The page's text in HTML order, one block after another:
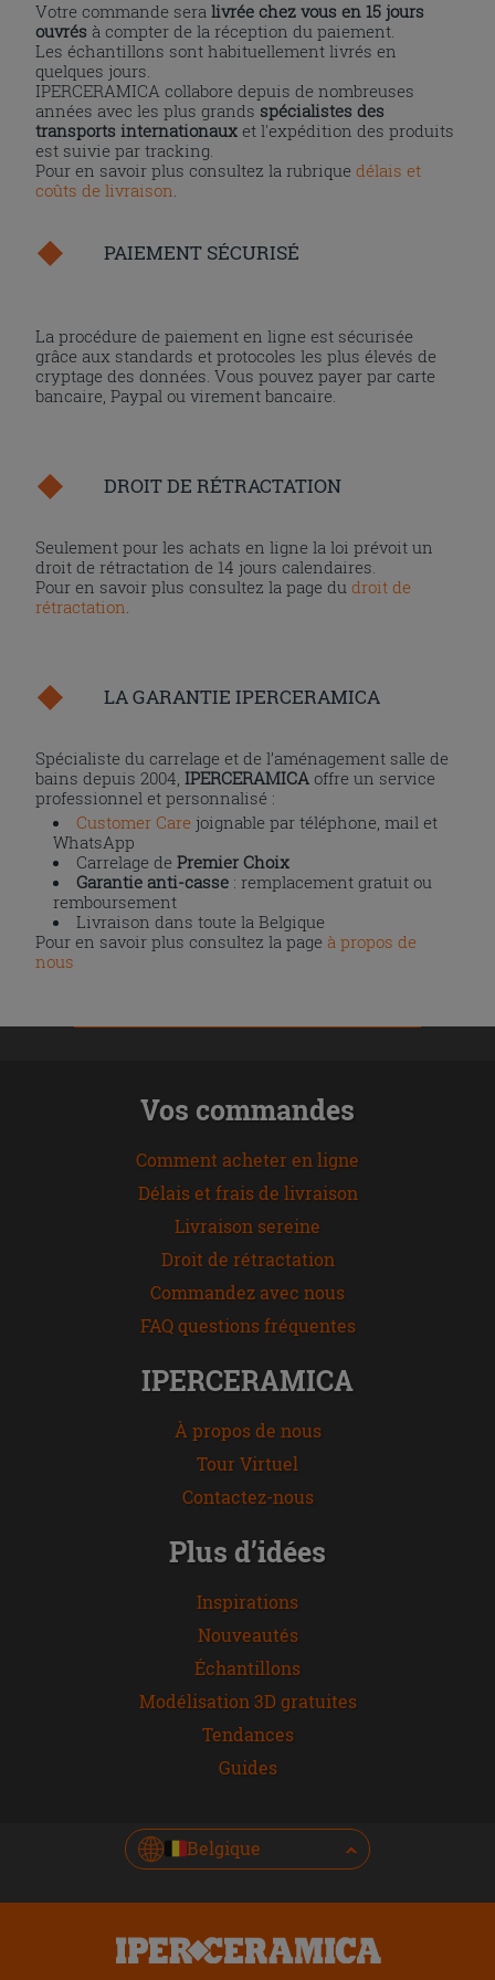
Votre commande seralivrée chez vous en 15 jours
ouvrés à compter de la réception du paiement.
Les échantillons sont habituellement livrés en
quelques jours.
IPERCERAMICA collabore depuis de nombreuses
années avec les plus grands spécialistes des
transports internationaux et l'expédition des produits
est suivie par tracking.
Pour en savoir plus consultez la rubriquedélais et
coûts de livraison
PAIEMENT SÉCURISÉ
La procédure de paiement en ligne est sécurisée
grâce aux standards et protocoles les plus élevés de
cryptage des données. Vous pouvez payer par carte
bancaire, Paypal ou virement bancaire.
DROIT DE RÉTRACTATION
Seulement pour les achats en ligne la loi prévoit un
droit de rétractation de 14 jours calendaires.
Pour en savoir plus consultez la page dudroit de
rétractation
LA GARANTIE IPERCERAMICA
Spécialiste du carrelage et de l’aménagement salle de
bains depuis 2004,IPERCERAMICA offre un service
professionnel et personnalisé :
Customer Care joignable par téléphone, mail et
WhatsApp
Carrelage dePremier Choix
Garantie anti-casse : remplacement gratuit ou
remboursement
Livraison dans toute la Belgique
Pour en savoir plus consultez la page à propos de
nous
Vos commandes
Comment acheter en ligne
Délais et frais de livraison
Livraison sereine
Droit de rétractation
Commandez avec nous
FAQ questions fréquentes
IPERCERAMICA
À propos de nous
Tour Virtuel
Contactez-nous
Plus d’idées
Inspirations
Nouveautés
Échantillons
Modélisation 3D gratuites
Tendances
Guides
Belgique